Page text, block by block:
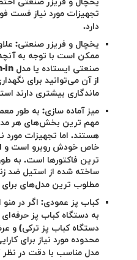
یخچال و فریزر صنعتی
تجهیزات مورد نیاز فست
دارد.
یخچال و فریزر صنعتی:
ممکن است با توجه به
صنعتی ایستاده یا مدل in
از آن می‌توانید برای
ماندگاری بیشتری دارند
میز آماده سازی: به طور
مهم ترین بخش‌های هر مدل
هستند. اما تجهیزات مورد
خاص خودش روبرو است و
ترین فاکتورها است. به
ساخته شده از استیل ضد
مطلوب ترین مدل‌های برای
کباب پز عمودی: اگر در منو
به دستگاه کباب پز
دستگاه کباب پز ترکی) و
محدوده مورد نیاز برای
مدل مناسب با دقت در نظر